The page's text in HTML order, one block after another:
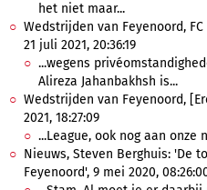
het niet maar...
Wedstrijden van Feyenoord,
21 juli 2021, 20:36:19
...wegens
Alireza Jahanbakhsh is...
Wedstrijden van Feyenoord,
2021, 18:27:09
...League, ook nog aan onze
Nieuws, Steven Berghuis: 'De
Feyenoord', 9 mei 2020,